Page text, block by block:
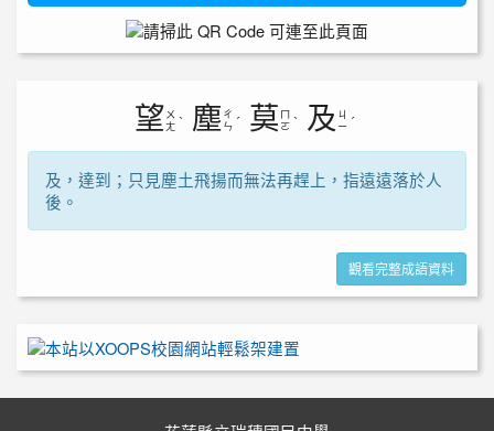
望 ㄨ
ㄤ ˋ 塵 ㄔ
ㄣ ˊ 莫 ㄇ
ㄛ ˋ 及 ㄐ
ㄧ ˊ
及，達到；只見塵土飛揚而無法再趕上，指遠遠落於人
後。
觀看完整成語資料